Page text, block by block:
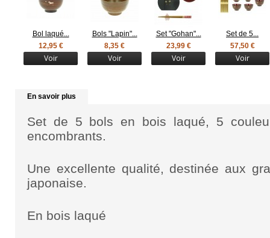
Bol laqué...
12,95 €
Voir
Bols "Lapin"...
8,35 €
Voir
Set "Gohan"...
23,99 €
Voir
Set de 5...
57,50 €
Voir
En savoir plus
Set de 5 bols en bois laqué, 5
encombrants.
Une excellente qualité, destinée aux
japonaise.
En bois laqué